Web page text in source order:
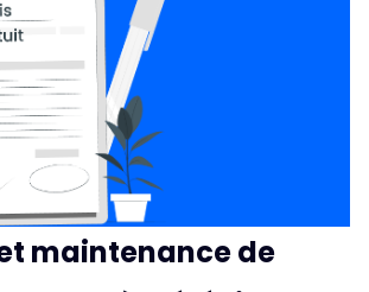
maintenance de